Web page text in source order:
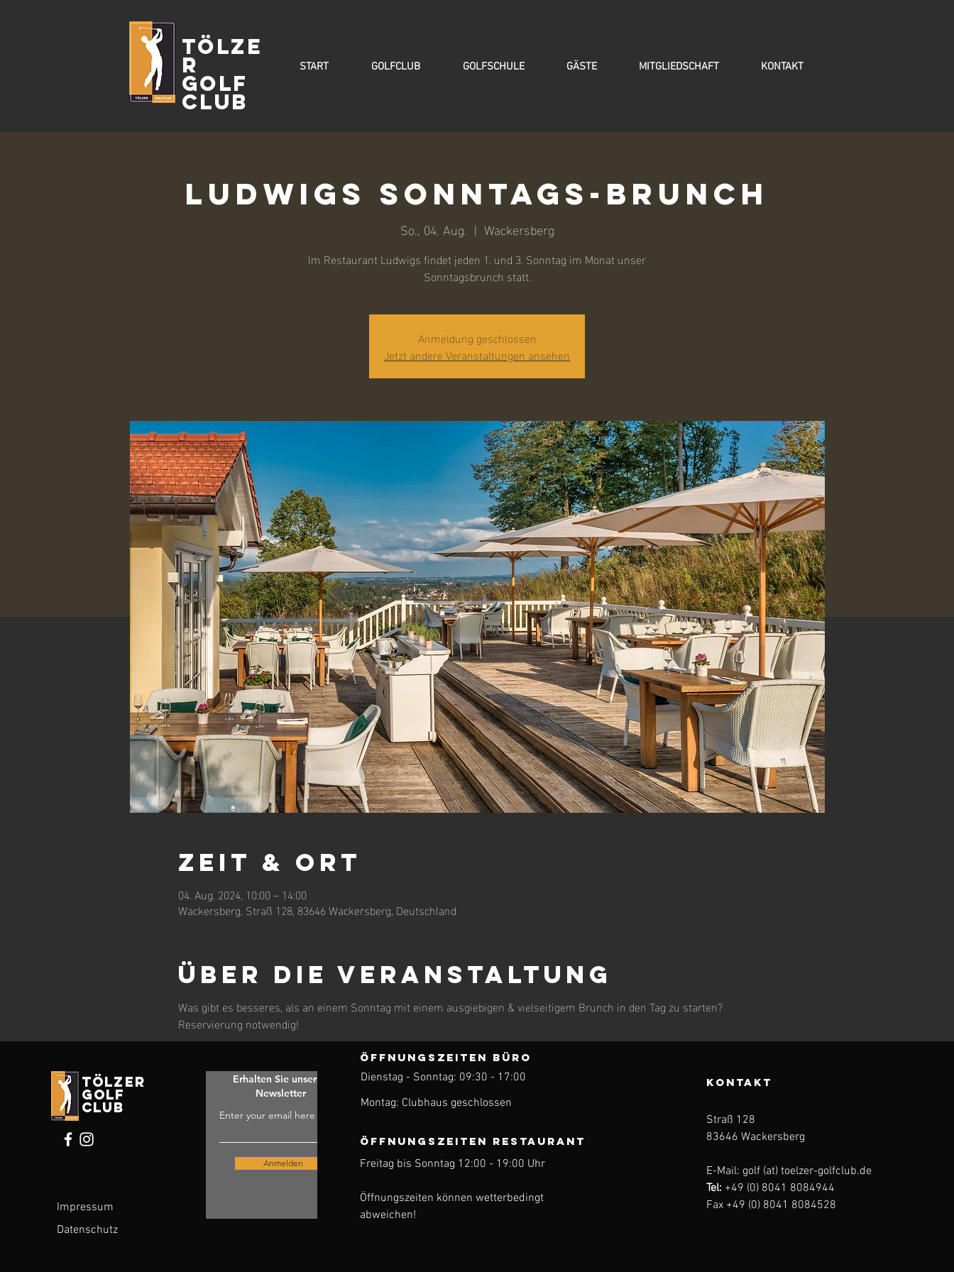
Tölze
r
Golf
Club
START GOLFCLUB GOLFSCHULE GÄSTE MITGLIEDSCHAFT KONTAKT
Ludwigs Sonntags-Brunch
So., 04. Aug.
  |
Wackersberg
Im Restaurant Ludwigs findet jeden 1. und 3. Sonntag im Monat unser
Anmeldung geschlossen
Jetzt andere Veranstaltungen ansehen
Zeit & Ort
04. Aug. 2024, 10:00 – 14:00
Wackersberg, Straß 128, 83646 Wackersberg, Deutschland
Über die Veranstaltung
Was gibt es besseres, als an einem Sonntag mit einem ausgiebigen & vielseitigem Brunch in den Tag zu starten?
Reservierung notwendig!
tölzer
golf
club
Impressum
Datenschutz
Erhalten Sie unseren
Newsletter
Enter your email here
Anmelden
ÖFFNUNGSZEITEN BÜRO
Dienstag - Sonntag: 09:30 - 17:00
Montag: Clubhaus geschlossen
KONTAKT
Straß 128
83646 Wackersberg
E-Mail: golf (at) toelzer-golfclub.de
Tel: +49 (0) 8041 8084944
Fax +49 (0) 8041 8084528
ÖFFNUNGSZEITEN Restaurant
Freitag bis Sonntag 12:00 - 19:00 Uhr
Öffnungszeiten können wetterbedingt
abweichen!